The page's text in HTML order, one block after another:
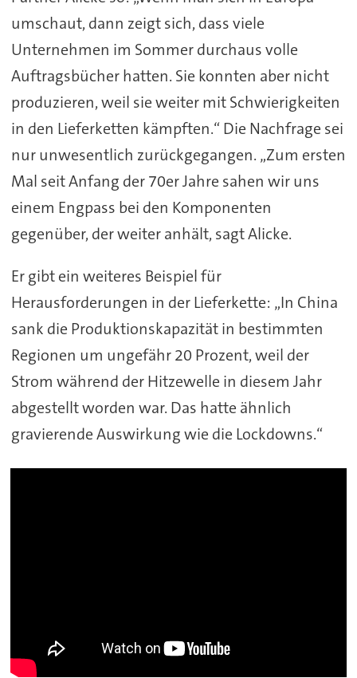
umschaut, dann zeigt sich, dass viele
Unternehmen im Sommer durchaus volle
Auftragsbücher hatten. Sie konnten aber nicht
produzieren, weil sie weiter mit Schwierigkeiten
in den Lieferketten kämpften.“ Die Nachfrage sei
nur unwesentlich zurückgegangen. „Zum ersten
Mal seit Anfang der 70er Jahre sahen wir uns
einem Engpass bei den Komponenten
gegenüber, der weiter anhält, sagt Alicke.
Er gibt ein weiteres Beispiel für
Herausforderungen in der Lieferkette: „In China
sank die Produktionskapazität in bestimmten
Regionen um ungefähr 20 Prozent, weil der
Strom während der Hitzewelle in diesem Jahr
abgestellt worden war. Das hatte ähnlich
gravierende Auswirkung wie die Lockdowns.“